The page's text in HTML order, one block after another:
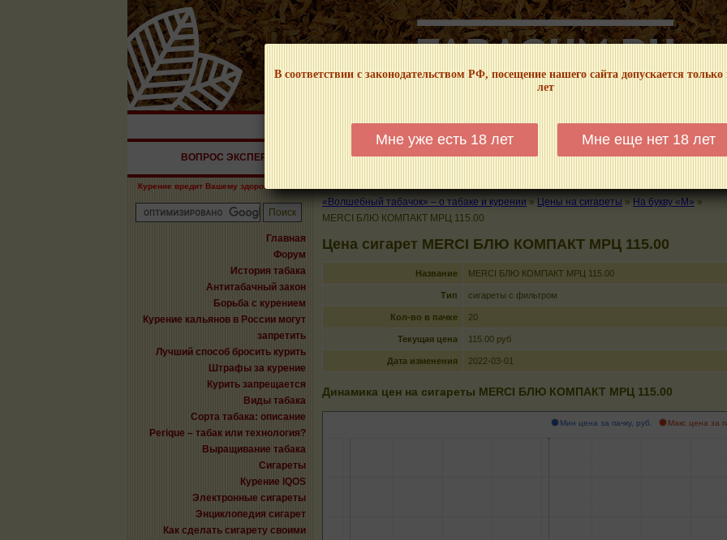
В соответствии с законодательством РФ, посещение нашего сайта допускается
лет
Мне уже есть 18 лет Мне еще нет 18 лет
НАШ ПОРТАЛ – ИНФОРМАЦИОННЫЙ! МЫ НЕ ЗАНИМАЕМСЯ ПРОДАЖЕЙ И РЕКЛАМОЙ
ВОПРОС ЭКСПЕРТУ КАЛЬЯНЫ ТРУБКИ ГДЕ КУПИТЬ ГДЕ ПОКУРИТЬ КУРЕНИЕ И
Курение вредит Вашему здоровью!
Главная
Форум
История табака
Антитабачный закон
Борьба с курением
Курение кальянов в России могут
запретить
Лучший способ бросить курить
Штрафы за курение
Курить запрещается
Виды табака
Сорта табака: описание
Perique – табак или технология?
Выращивание табака
Сигареты
Курение IQOS
Электронные сигареты
Энциклопедия сигарет
Как сделать сигарету своими
«Волшебный табачок» – о табаке и курении » Цены на сигареты » На букву «M» »
MERCI БЛЮ КОМПАКТ МРЦ 115.00
Цена сигарет MERCI БЛЮ КОМПАКТ МРЦ 115.00
Название MERCI БЛЮ КОМПАКТ МРЦ 115.00
Тип сигареты с фильтром
Кол-во в пачке 20
Текущая цена 115.00 руб
Дата изменения 2022-03-01
Динамика цен на сигареты MERCI БЛЮ КОМПАКТ МРЦ 115.00
Мин цена за пачку, руб. Макс цена за